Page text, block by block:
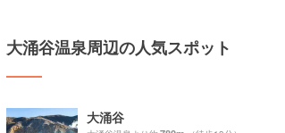
大涌谷温泉周辺の人気スポット
大涌谷